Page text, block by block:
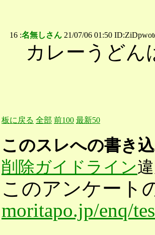
16 :名無しさん 21/07/06 01:50
カレーうどん
板に戻る 全部 前100 最新50
このスレへの書き
削除ガイドライン
このアンケート
moritapo.jp/enq/